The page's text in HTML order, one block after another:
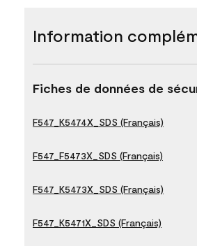
Information
Fiches de données de
F547_K5474X_SDS (Français)
F547_F5473X_SDS (Français)
F547_K5473X_SDS (Français)
F547_K5471X_SDS (Français)